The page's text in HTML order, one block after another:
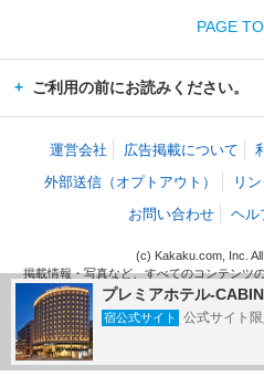
プレミアホテル-
宿公式サイト 公式サイト
PAGE
ご利用の前にお読みください。
運営会社 広告掲載について
外部送信（オプトアウト）
リ
お問い合わせ
ヘル
(c) Kakaku.com, Inc.
掲載情報・写真など、すべてのコンテンツ
す。